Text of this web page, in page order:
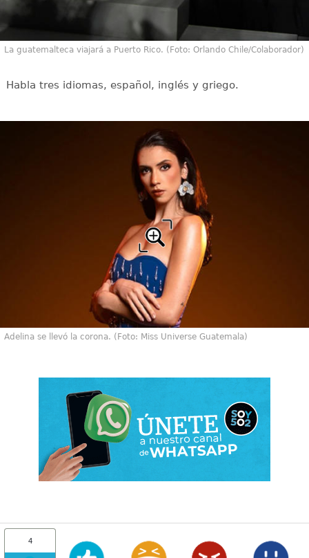
La guatemalteca viajará a Puerto Rico. (Foto: Orlando Chile/Colaborador)
Habla tres idiomas, español, inglés y griego.
Adelina se llevó la corona. (Foto: Miss Universe Guatemala)
4